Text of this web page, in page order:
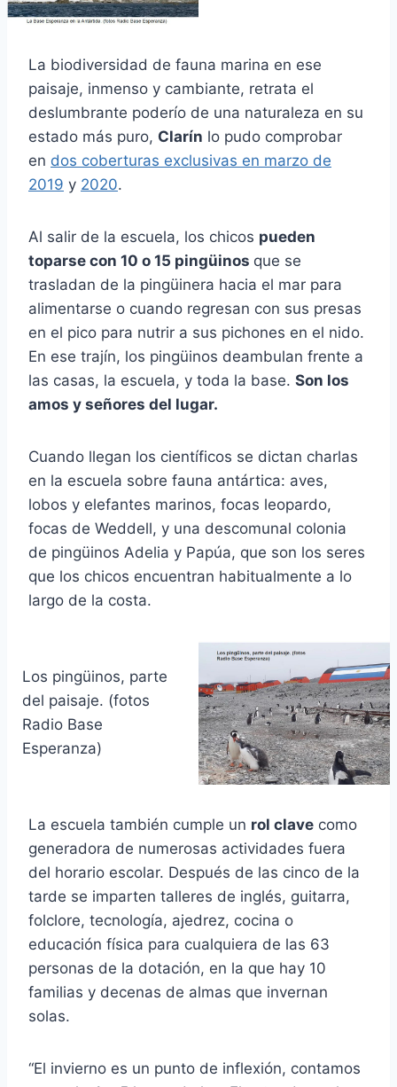
La biodiversidad de fauna marina en ese
paisaje, inmenso y cambiante, retrata el
deslumbrante poderío de una naturaleza en su
estado más puro, Clarín lo pudo comprobar
en dos coberturas exclusivas en marzo de
2019 y 2020.
Al salir de la escuela, los chicos pueden
toparse con 10 o 15 pingüinos que se
trasladan de la pingüinera hacia el mar para
alimentarse o cuando regresan con sus presas
en el pico para nutrir a sus pichones en el nido.
En ese trajín, los pingüinos deambulan frente a
las casas, la escuela, y toda la base. Son los
amos y señores del lugar.
Cuando llegan los científicos se dictan charlas
en la escuela sobre fauna antártica: aves,
lobos y elefantes marinos, focas leopardo,
focas de Weddell, y una descomunal colonia
de pingüinos Adelia y Papúa, que son los seres
que los chicos encuentran habitualmente a lo
largo de la costa.
Los pingüinos, parte
del paisaje. (fotos
Radio Base
Esperanza)
La escuela también cumple un rol clave como
generadora de numerosas actividades fuera
del horario escolar. Después de las cinco de la
tarde se imparten talleres de inglés, guitarra,
folclore, tecnología, ajedrez, cocina o
educación física para cualquiera de las 63
personas de la dotación, en la que hay 10
familias y decenas de almas que invernan
solas.
“El invierno es un punto de inflexión, contamos